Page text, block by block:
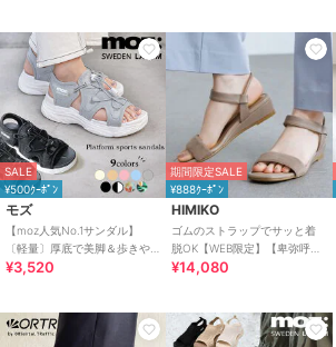
SALE
¥500ｸｰﾎﾟﾝ
モズ
【moz人気No.1サンダル】
〔軽量〕厚底で美脚＆歩きや
すい！疲れにくいフィット感
¥3,520
期間限定SALE
¥888ｸｰﾎﾟﾝ
HIMIKO
ゴムのストラップでサッと着
脱OK【WEB限定】【卑弥呼
26SS】ゴムストラップサンダ
¥14,080